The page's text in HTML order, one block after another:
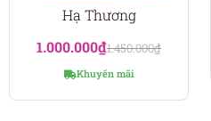
Hạ Thương
1.000.000₫1.450.000₫
Khuyến mãi